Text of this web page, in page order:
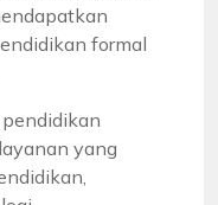
formal
yang